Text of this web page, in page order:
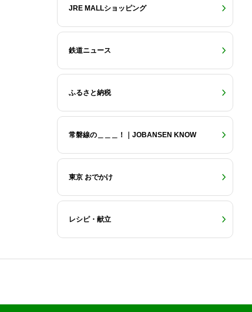
JRE MALLショッピング
鉄道ニュース
ふるさと納税
常磐線の＿＿＿！｜JOBANSEN KNOW
東京 おでかけ
レシピ・献立